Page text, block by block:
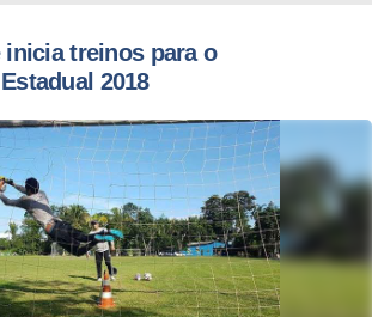
inicia treinos para o
2018